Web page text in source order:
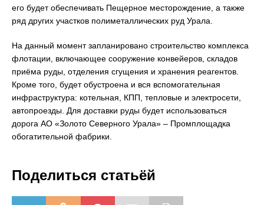
его будет обеспечивать Пещерное месторождение, а также
ряд других участков полиметаллических руд Урала.
На данный момент запланировано строительство комплекса
флотации, включающее сооружение конвейеров, складов
приёма руды, отделения сгущения и хранения реагентов.
Кроме того, будет обустроена и вся вспомогательная
инфраструктура: котельная, КПП, тепловые и электросети,
автопроезды. Для доставки руды будет использоваться
дорога АО «Золото Северного Урала» – Промплощадка
обогатительной фабрики.
Поделиться статьёй